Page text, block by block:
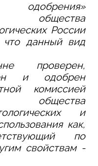
одобрения»
общества
России
что данный вид
проверен,
и одобрен
комиссией
общества
и
как,
по
свойствам -